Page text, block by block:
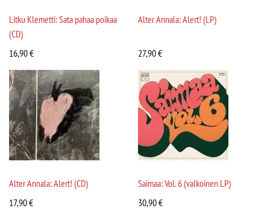
Litku Klemetti: Sata pahaa poikaa
(CD)
16,90€
Alter Annala: Alert! (LP)
27,90€
Alter Annala: Alert! (CD)
17,90€
Saimaa: Vol. 6 (valkoinen LP)
30,90€